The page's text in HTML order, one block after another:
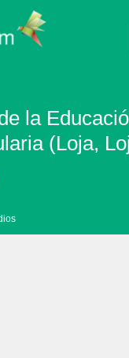
la
(Loja,